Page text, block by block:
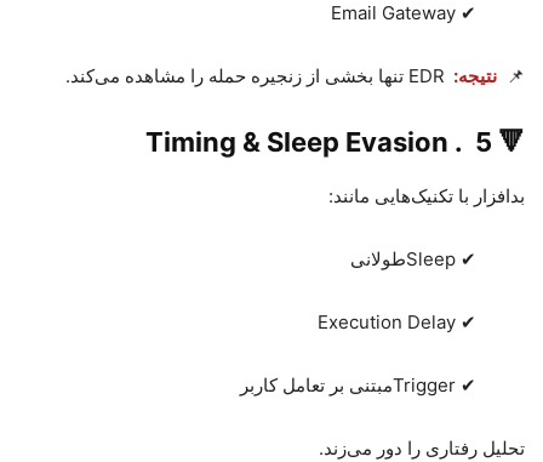
Email Gateway ✔
📌 نتیجه:
EDR تنها بخشی از زنجیره حمله را مشاهده می‌کند.
🔻
5
.
Timing & Sleep Evasion
بدافزار با تکنیک‌هایی مانند:
Sleep ✔ طولانی
Execution Delay ✔
Trigger ✔ مبتنی بر تعامل کاربر
تحلیل رفتاری را دور می‌زند.